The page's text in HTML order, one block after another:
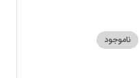
ناموجود